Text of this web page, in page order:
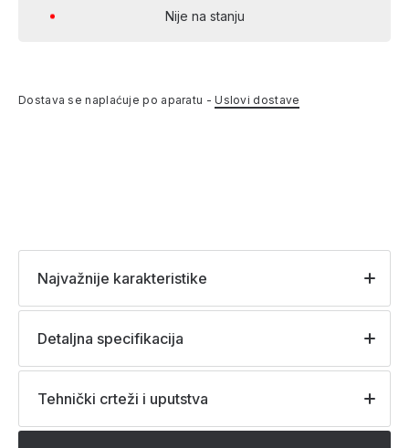
Nije na stanju
Dostava se naplaćuje po aparatu -Uslovi dostave
Najvažnije karakteristike
Detaljna specifikacija
Tehnički crteži i uputstva